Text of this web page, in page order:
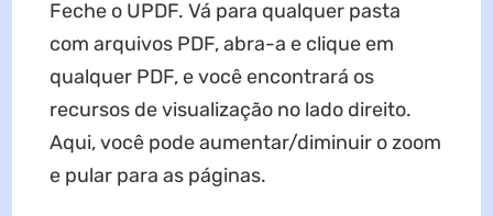
Feche o UPDF. Vá para qualquer pasta
com arquivos PDF, abra-a e clique em
qualquer PDF, e você encontrará os
recursos de visualização no lado direito.
Aqui, você pode aumentar/diminuir o zoom
e pular para as páginas.